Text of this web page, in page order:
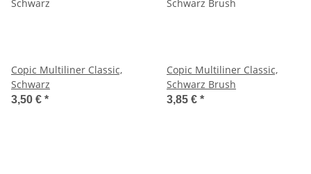
Copic Multiliner Classic,
Schwarz
3,50 € *
Copic Multiliner Classic,
Schwarz Brush
3,85 € *